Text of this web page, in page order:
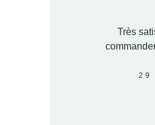
Très
29